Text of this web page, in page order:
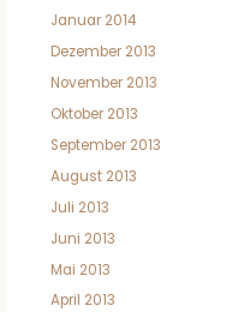
Januar 2014
Dezember 2013
November 2013
Oktober 2013
September 2013
August 2013
Juli 2013
Juni 2013
Mai 2013
April 2013